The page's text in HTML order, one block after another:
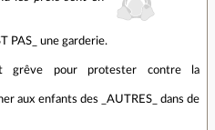
PAS_ une garderie.
grêve pour protester contre la
aux enfants des _AUTRES_ dans de